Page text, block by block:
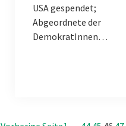
USA gespendet;
Abgeordnete der
DemokratInnen…